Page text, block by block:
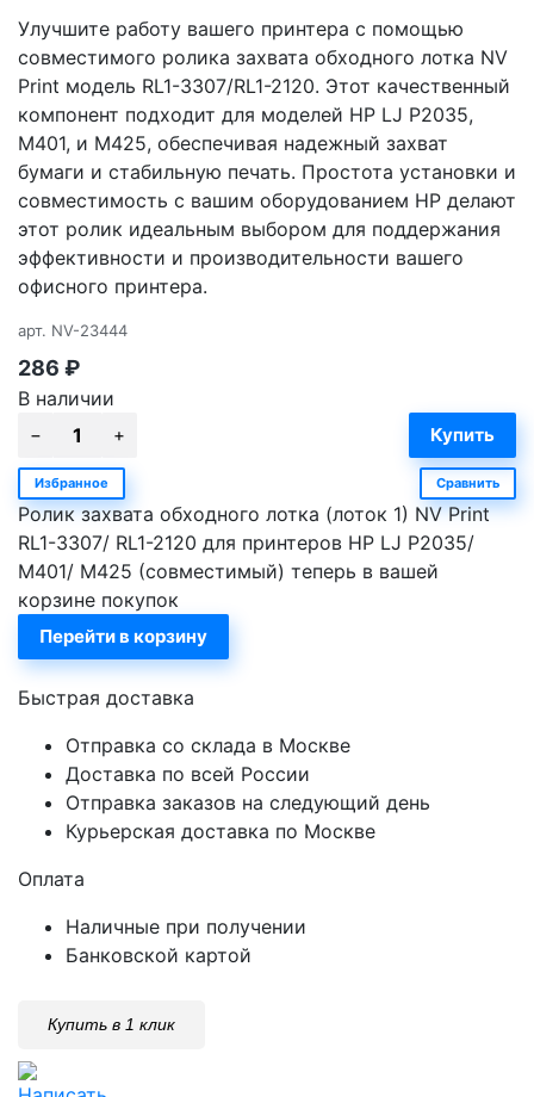
Улучшите работу вашего принтера с помощью
совместимого ролика захвата обходного лотка NV
Print модель RL1-3307/RL1-2120. Этот качественный
компонент подходит для моделей HP LJ P2035,
M401, и M425, обеспечивая надежный захват
бумаги и стабильную печать. Простота установки и
совместимость с вашим оборудованием HP делают
этот ролик идеальным выбором для поддержания
эффективности и производительности вашего
офисного принтера.
арт. NV-23444
286 ₽
В наличии
Избранное Сравнить
Ролик захвата обходного лотка (лоток 1) NV Print
RL1-3307/ RL1-2120 для принтеров HP LJ P2035/
M401/ M425 (совместимый) теперь в вашей
корзине покупок
Перейти в корзину
Быстрая доставка
Отправка со склада в Москве
Доставка по всей России
Отправка заказов на следующий день
Курьерская доставка по Москве
Оплата
Наличные при получении
Банковской картой
Купить в 1 клик